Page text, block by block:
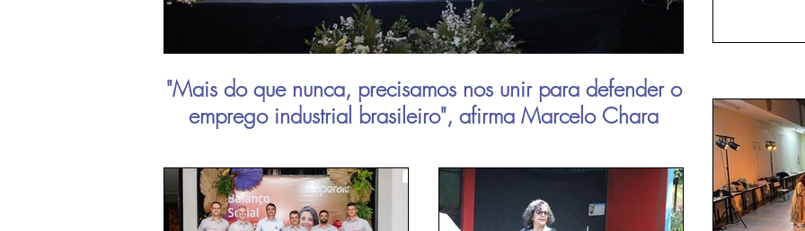
"Mais do que nunca, precisamos nos unir para defender o
emprego industrial brasileiro", afirma Marcelo Chara
viagens